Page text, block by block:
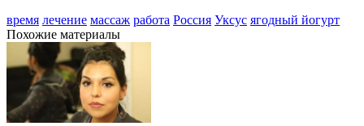
время лечение массаж работа Россия Уксус ягодный йогурт
Похожие материалы